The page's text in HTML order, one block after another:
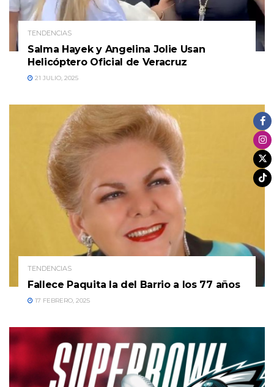
TENDENCIAS
Salma Hayek y Angelina Jolie Usan
Helicóptero Oficial de Veracruz
21 JULIO, 2025
TENDENCIAS
Fallece Paquita la del Barrio a los 77 años
17 FEBRERO, 2025